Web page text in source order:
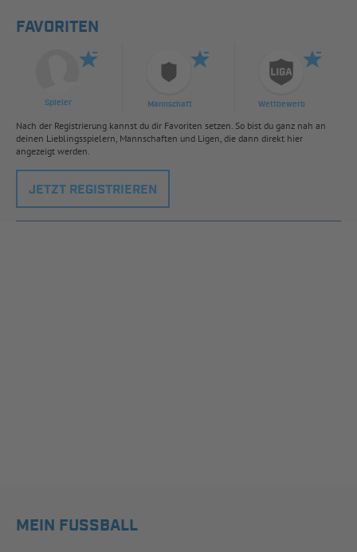
FAVORITEN
Spieler Mannschaft Wettbewerb
Nach der Registrierung kannst du dir Favoriten setzen. So bist du ganz nah an
deinen Lieblingsspielern, Mannschaften und Ligen, die dann direkt hier
angezeigt werden.
JETZT REGISTRIEREN
MEIN FUSSBALL